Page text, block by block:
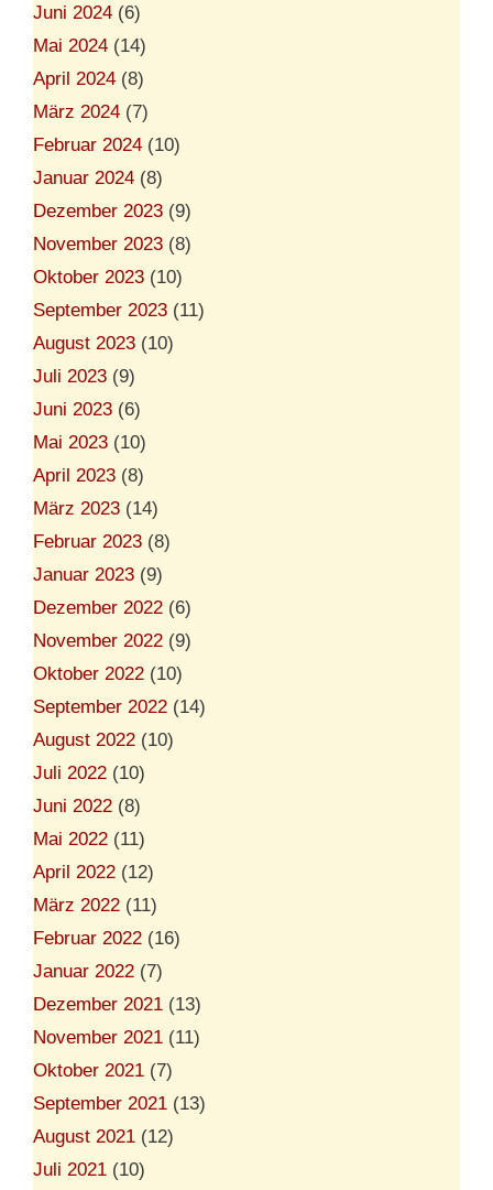
Juni 2024 (6)
Mai 2024 (14)
April 2024 (8)
März 2024 (7)
Februar 2024 (10)
Januar 2024 (8)
Dezember 2023 (9)
November 2023 (8)
Oktober 2023 (10)
September 2023 (11)
August 2023 (10)
Juli 2023 (9)
Juni 2023 (6)
Mai 2023 (10)
April 2023 (8)
März 2023 (14)
Februar 2023 (8)
Januar 2023 (9)
Dezember 2022 (6)
November 2022 (9)
Oktober 2022 (10)
September 2022 (14)
August 2022 (10)
Juli 2022 (10)
Juni 2022 (8)
Mai 2022 (11)
April 2022 (12)
März 2022 (11)
Februar 2022 (16)
Januar 2022 (7)
Dezember 2021 (13)
November 2021 (11)
Oktober 2021 (7)
September 2021 (13)
August 2021 (12)
Juli 2021 (10)